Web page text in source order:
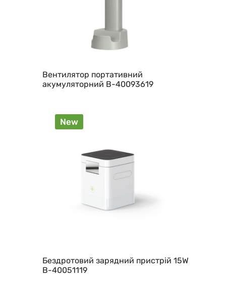
Вентилятор портативний
акумуляторний B-40093619
New
Бездротовий зарядний пристрій 15W
B-40051119